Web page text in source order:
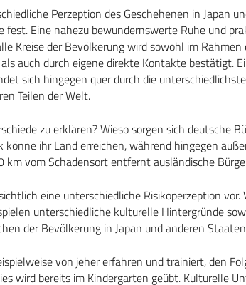
Perzeption des Geschehenen in Japan
fest. Eine nahezu bewundernswerte Ruhe und
Kreise der Bevölkerung wird sowohl im
auch durch eigene direkte Kontakte bestätigt.
sich hingegen quer durch die
Teilen der Welt.
zu erklären? Wieso sorgen sich deutsche
ihr Land erreichen, während hingegen
km vom Schadensort entfernt ausländische
eine unterschiedliche Risikoperzeption vor.
unterschiedliche kulturelle Hintergründe
der Bevölkerung in Japan und anderen
von jeher erfahren und trainiert, den
wird bereits im Kindergarten geübt. Kulturelle